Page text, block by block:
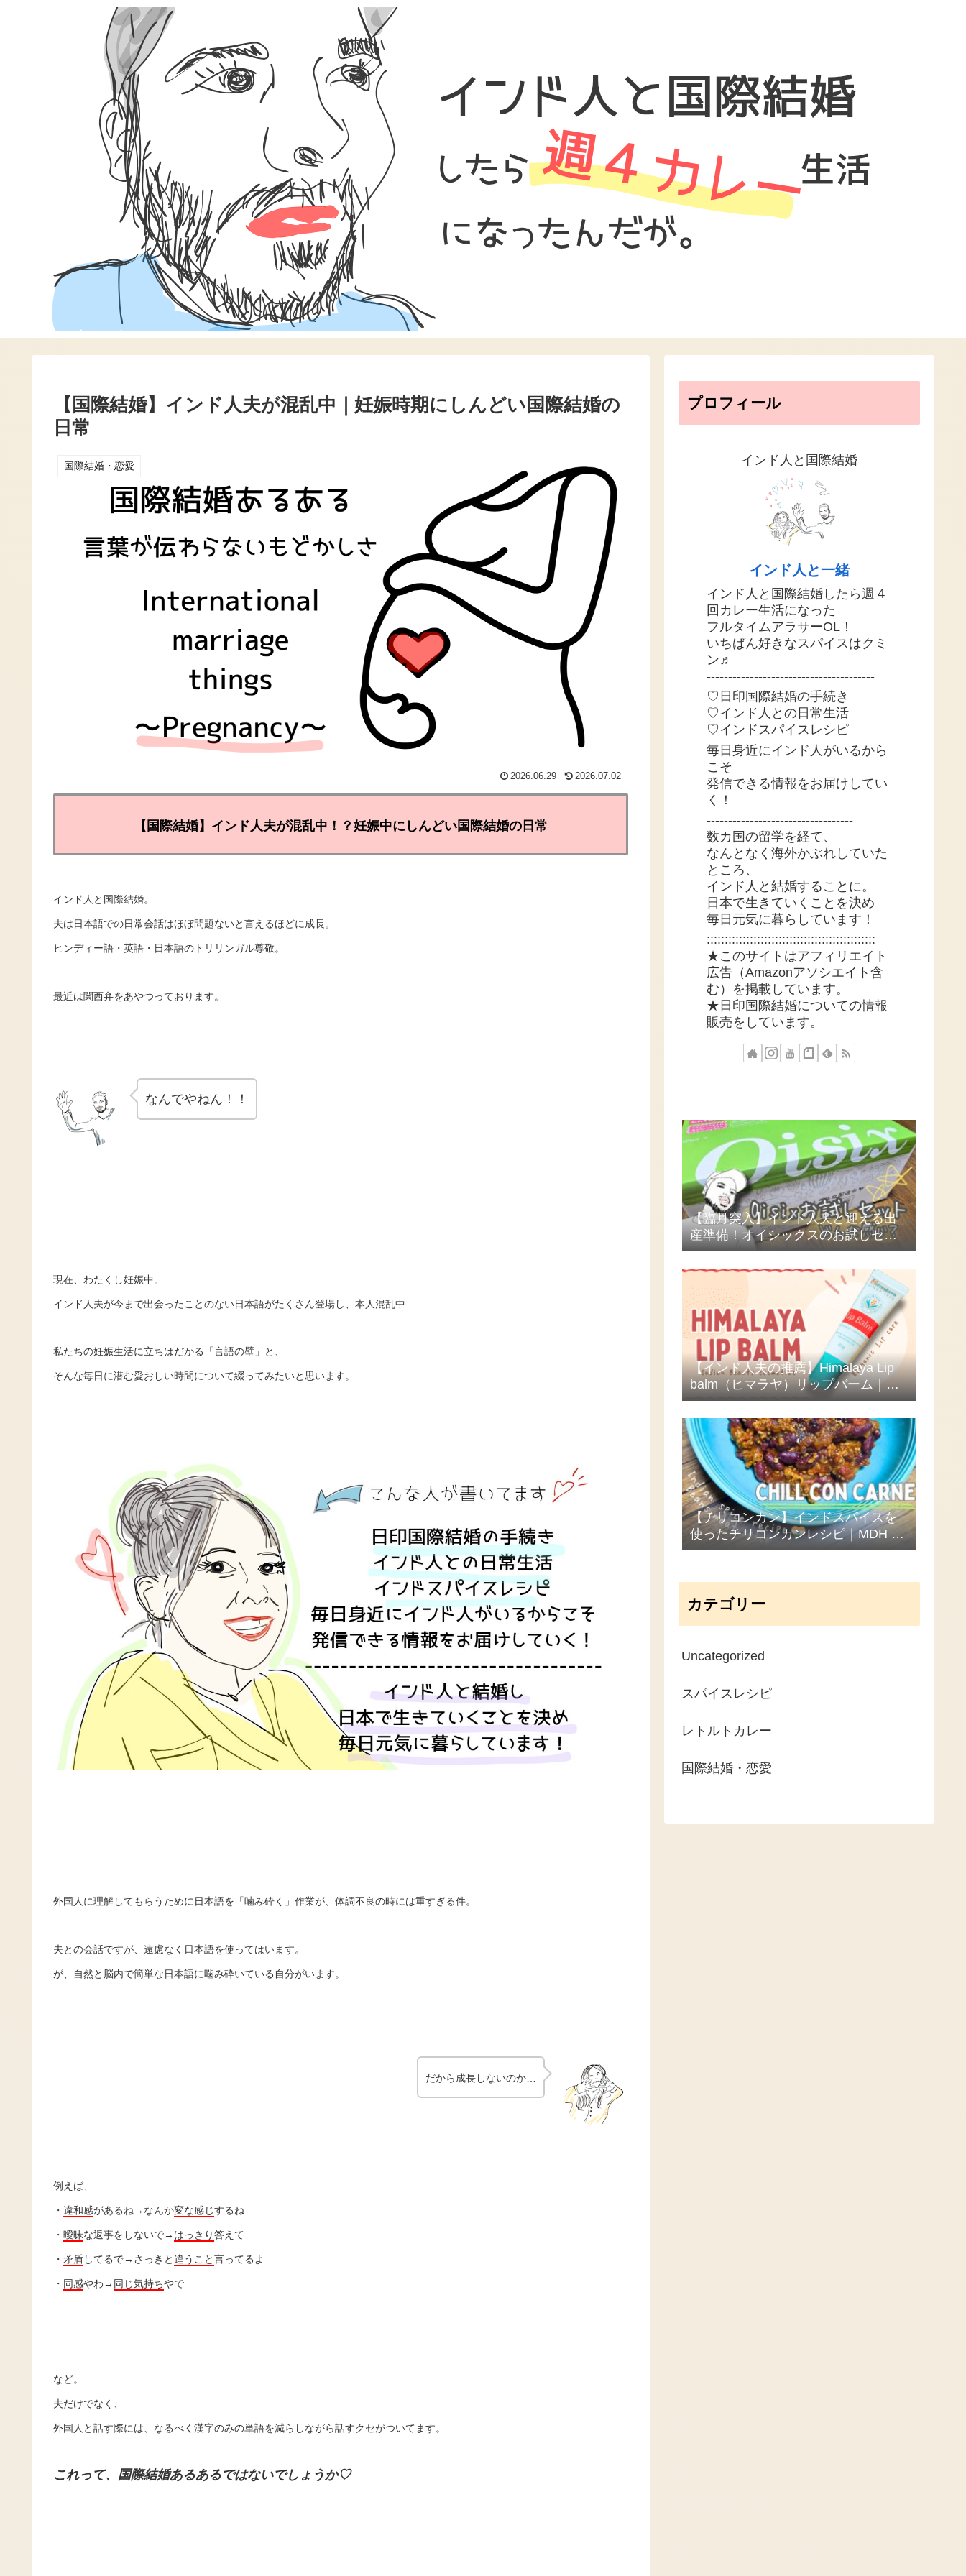
【国際結婚】インド人夫が混乱中｜妊娠時期にしんどい国際結婚の
日常
国際結婚・恋愛
2026.06.29 2026.07.02
【国際結婚】インド人夫が混乱中！？妊娠中にしんどい国際結婚の日常
​インド人と 国際結婚。
夫は日本語での日常会話はほぼ問題ないと言えるほどに成長。
ヒンディー語・英語・日本語のトリリンガル尊敬。
最近は関西弁をあやつっております。
なんでやねん！！
現在、わたくし妊娠中。
インド人夫が今まで出会ったことのない日本語がたくさん登場し、本人混乱中…
私たちの妊娠生活に立ちはだかる「言語の壁」と、
そんな毎日に潜む愛おしい時間について綴ってみたいと思います。
外国人に理解してもらうために日本語を​「噛み砕く」作業が、体調不良の時には重すぎる件。
​夫との会話ですが、遠慮なく日本語を使ってはいます。
が、自然と脳内で簡単な日本語に噛み砕いている自分がいます。
だから成長しないのか…
例えば、
・ 違和感があるね→なんか変な感じするね
・ 曖昧な返事をしないで→ はっきり答えて
・ 矛盾してるで→さっきと違うこと言ってるよ
・ 同感やわ→ 同じ気持ちやで
など。
夫だけでなく、
外国人と話す際には、なるべく漢字のみの単語を減らしながら話すクセがついてます。
これって、国際結婚あるあるではないでしょうか♡
プロフィール
インド人と国際結婚
インド人と一緒
インド人と国際結婚したら週４
回カレー生活になった
フルタイムアラサーOL！
いちばん好きなスパイスはクミ
ン♬
---------------------------------------
♡日印国際結婚の手続き
♡インド人との日常生活
♡インドスパイスレシピ
毎日身近にインド人がいるから
こそ
発信できる情報をお届けしてい
く！
----------------------------------
数カ国の留学を経て、
なんとなく海外かぶれしていた
ところ、
インド人と結婚することに。
日本で生きていくことを決め
毎日元気に暮らしています！
:::::::::::::::::::::::::::::::::::::::::::::::
★このサイトはアフィリエイト
広告（Amazonアソシエイト含
む）を掲載しています。
★日印国際結婚についての情報
販売をしています。
【臨月突入】インド人夫と迎える出
産準備！オイシックスのお試しセッ
トを頼んでみた
【インド人夫の推薦】Himalaya Lip
balm（ヒマラヤ）リップバーム｜海
外コスメのクセが心配な人必見！ひ
と晩で荒れ唇が復活！？
【チリコンカン】インドスパイスを
使ったチリコンカンレシピ｜MDH キ
ッチンキング
カテゴリー
Uncategorized
スパイスレシピ
レトルトカレー
国際結婚・恋愛